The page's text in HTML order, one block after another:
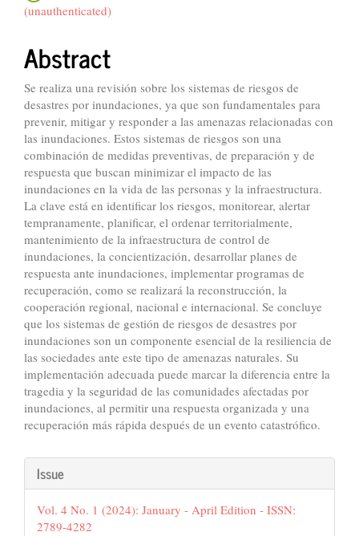
(unauthenticated)
Abstract
Se realiza una revisión sobre los sistemas de riesgos de
desastres por inundaciones, ya que son fundamentales para
prevenir, mitigar y responder a las amenazas relacionadas con
las inundaciones. Estos sistemas de riesgos son una
combinación de medidas preventivas, de preparación y de
respuesta que buscan minimizar el impacto de las
inundaciones en la vida de las personas y la infraestructura.
La clave está en identificar los riesgos, monitorear, alertar
tempranamente, planificar, el ordenar territorialmente,
mantenimiento de la infraestructura de control de
inundaciones, la concientización, desarrollar planes de
respuesta ante inundaciones, implementar programas de
recuperación, como se realizará la reconstrucción, la
cooperación regional, nacional e internacional. Se concluye
que los sistemas de gestión de riesgos de desastres por
inundaciones son un componente esencial de la resiliencia de
las sociedades ante este tipo de amenazas naturales. Su
implementación adecuada puede marcar la diferencia entre la
tragedia y la seguridad de las comunidades afectadas por
inundaciones, al permitir una respuesta organizada y una
recuperación más rápida después de un evento catastrófico.
Article
Details
Issue
Vol. 4 No. 1 (2024): January - April Edition - ISSN:
2789-4282